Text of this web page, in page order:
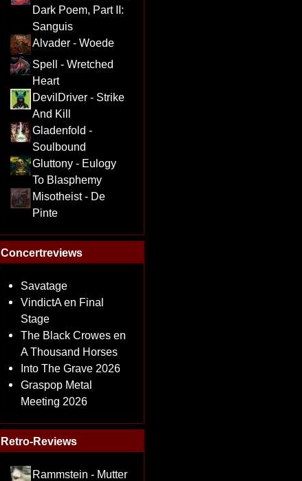
Dark Poem, Part II:
Sanguis
Alvader - Woede
Spell - Wretched
Heart
DevilDriver - Strike
And Kill
Gladenfold -
Soulbound
Gluttony - Eulogy
To Blasphemy
Misotheist - De
Pinte
Concertreviews
Savatage
VindictA en Final
Stage
The Black Crowes en
A Thousand Horses
Into The Grave 2026
Graspop Metal
Meeting 2026
Retro-Reviews
Rammstein - Mutter